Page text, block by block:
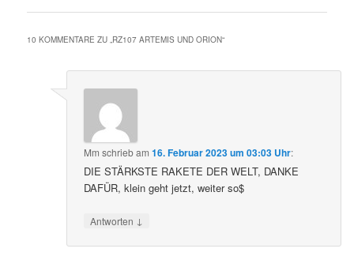
10 KOMMENTARE ZU „RZ107 ARTEMIS UND ORION“
Mm schriebam16. Februar 2023 um 03:03 Uhr:
DIE STÄRKSTE RAKETE DER WELT, DANKE
DAFÜR, klein geht jetzt, weiter so$
Antworten ↓